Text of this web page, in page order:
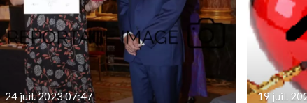
24 juil. 202307:47 19 juil.